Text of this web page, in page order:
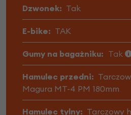
Dzwonek: Tak
E-bike: TAK
Gumy na bagażniku: Tak
Hamulec przedni:
Magura MT-4 PM 180mm
Hamulec tylny: Tarczowy